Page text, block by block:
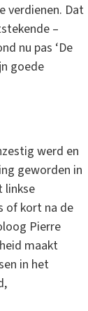
verdienen. Dat
–
nu pas ‘De
goede
werd en
geworden in
linkse
of kort na de
Pierre
maakt
in het